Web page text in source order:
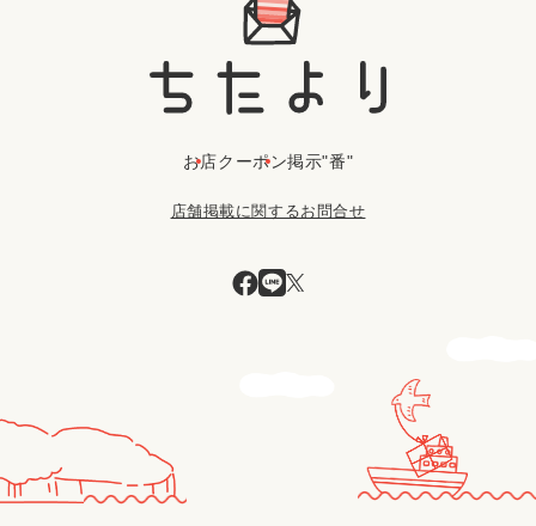
お店クーポン掲示"番"
店舗掲載に関するお問合せ